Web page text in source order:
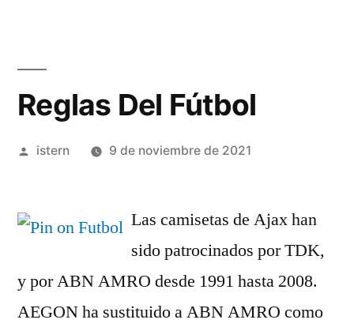
Reglas Del Fútbol
Publicado
istern 9 de noviembre de 2021
Las camisetas de Ajax han
sido patrocinados por TDK,
y por ABN AMRO desde 1991 hasta 2008.
AEGON ha sustituido a ABN AMRO como